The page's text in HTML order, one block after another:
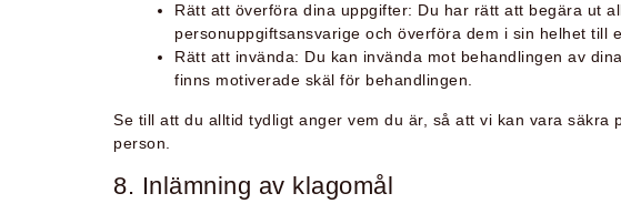
Rätt att överföra dina uppgifter: Du har rätt att begära ut
personuppgiftsansvarige och överföra dem i sin helhet till
Rätt att invända: Du kan invända mot behandlingen av
finns motiverade skäl för behandlingen.
Se till att du alltid tydligt anger vem du är, så att vi kan vara
person.
8. Inlämning av klagomål